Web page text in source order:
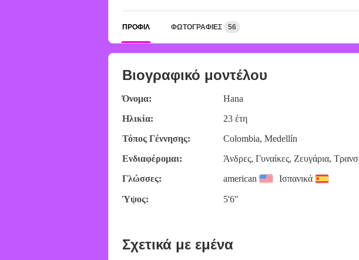
ΠΡΟΦΊΛ ΦΩΤΟΓΡΑΦΊΕΣ 56
Βιογραφικό μοντέλου
Όνομα:
Hana
Ηλικία:
23 έτη
Τόπος Γέννησης:
Colombia, Medellín
Ενδιαφέρομαι:
Άνδρες, Γυναίκες, Zευγάρια, Τρανσ
Γλώσσες:
american Ισπανικά
Ύψος: 5'6"
Σχετικά με εμένα